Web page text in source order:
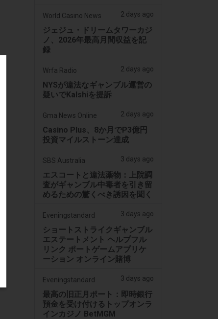
World Casino News 2 days ago
ジェジュ・ドリームタワーカジ
ノ、2026年最高月間収益を記
録
Wrfa Radio 2 days ago
NYSが違法なギャンブル運営の
疑いでKalshiを提訴
Gma News Online 2 days ago
Casino Plus、8か月でP3億円
投資マイルストーン達成
SBS Australia 3 days ago
エスコートと違法薬物：上院調
査がギャンブル中毒者を引き留
めるための驚くべき誘因を聞く
Eveningstandard 3 days ago
ショートストライクギャンブル
エステートメント ヘルプフル
リンク ポートゲームアプリケ
ーション オンライン賭博
Eveningstandard 3 days ago
最高の旧正月ポート：即時銀行
預金を受け付けるトップオンラ
インカジノ BetMGM